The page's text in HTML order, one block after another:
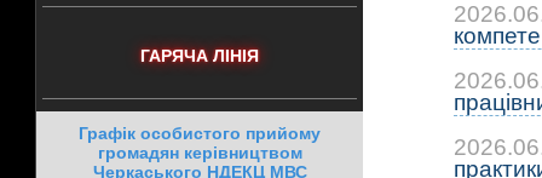
ГАРЯЧА ЛІНІЯ
Графік особистого прийому
громадян керівництвом
Черкаського НДЕКЦ МВС